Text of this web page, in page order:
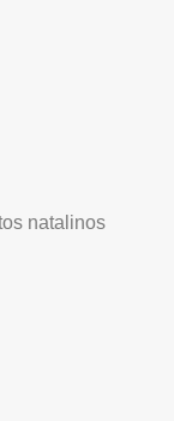
natalinos